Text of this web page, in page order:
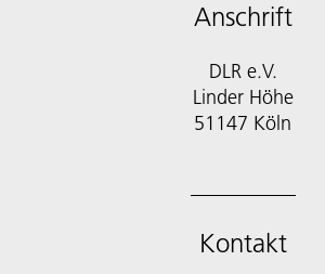
Anschrift
DLR e.V.
Linder Höhe
51147 Köln
Kontakt